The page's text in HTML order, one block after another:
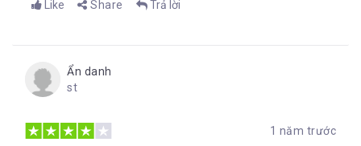
Like Share Trả lời
Ẩn danh
st
1 năm trước